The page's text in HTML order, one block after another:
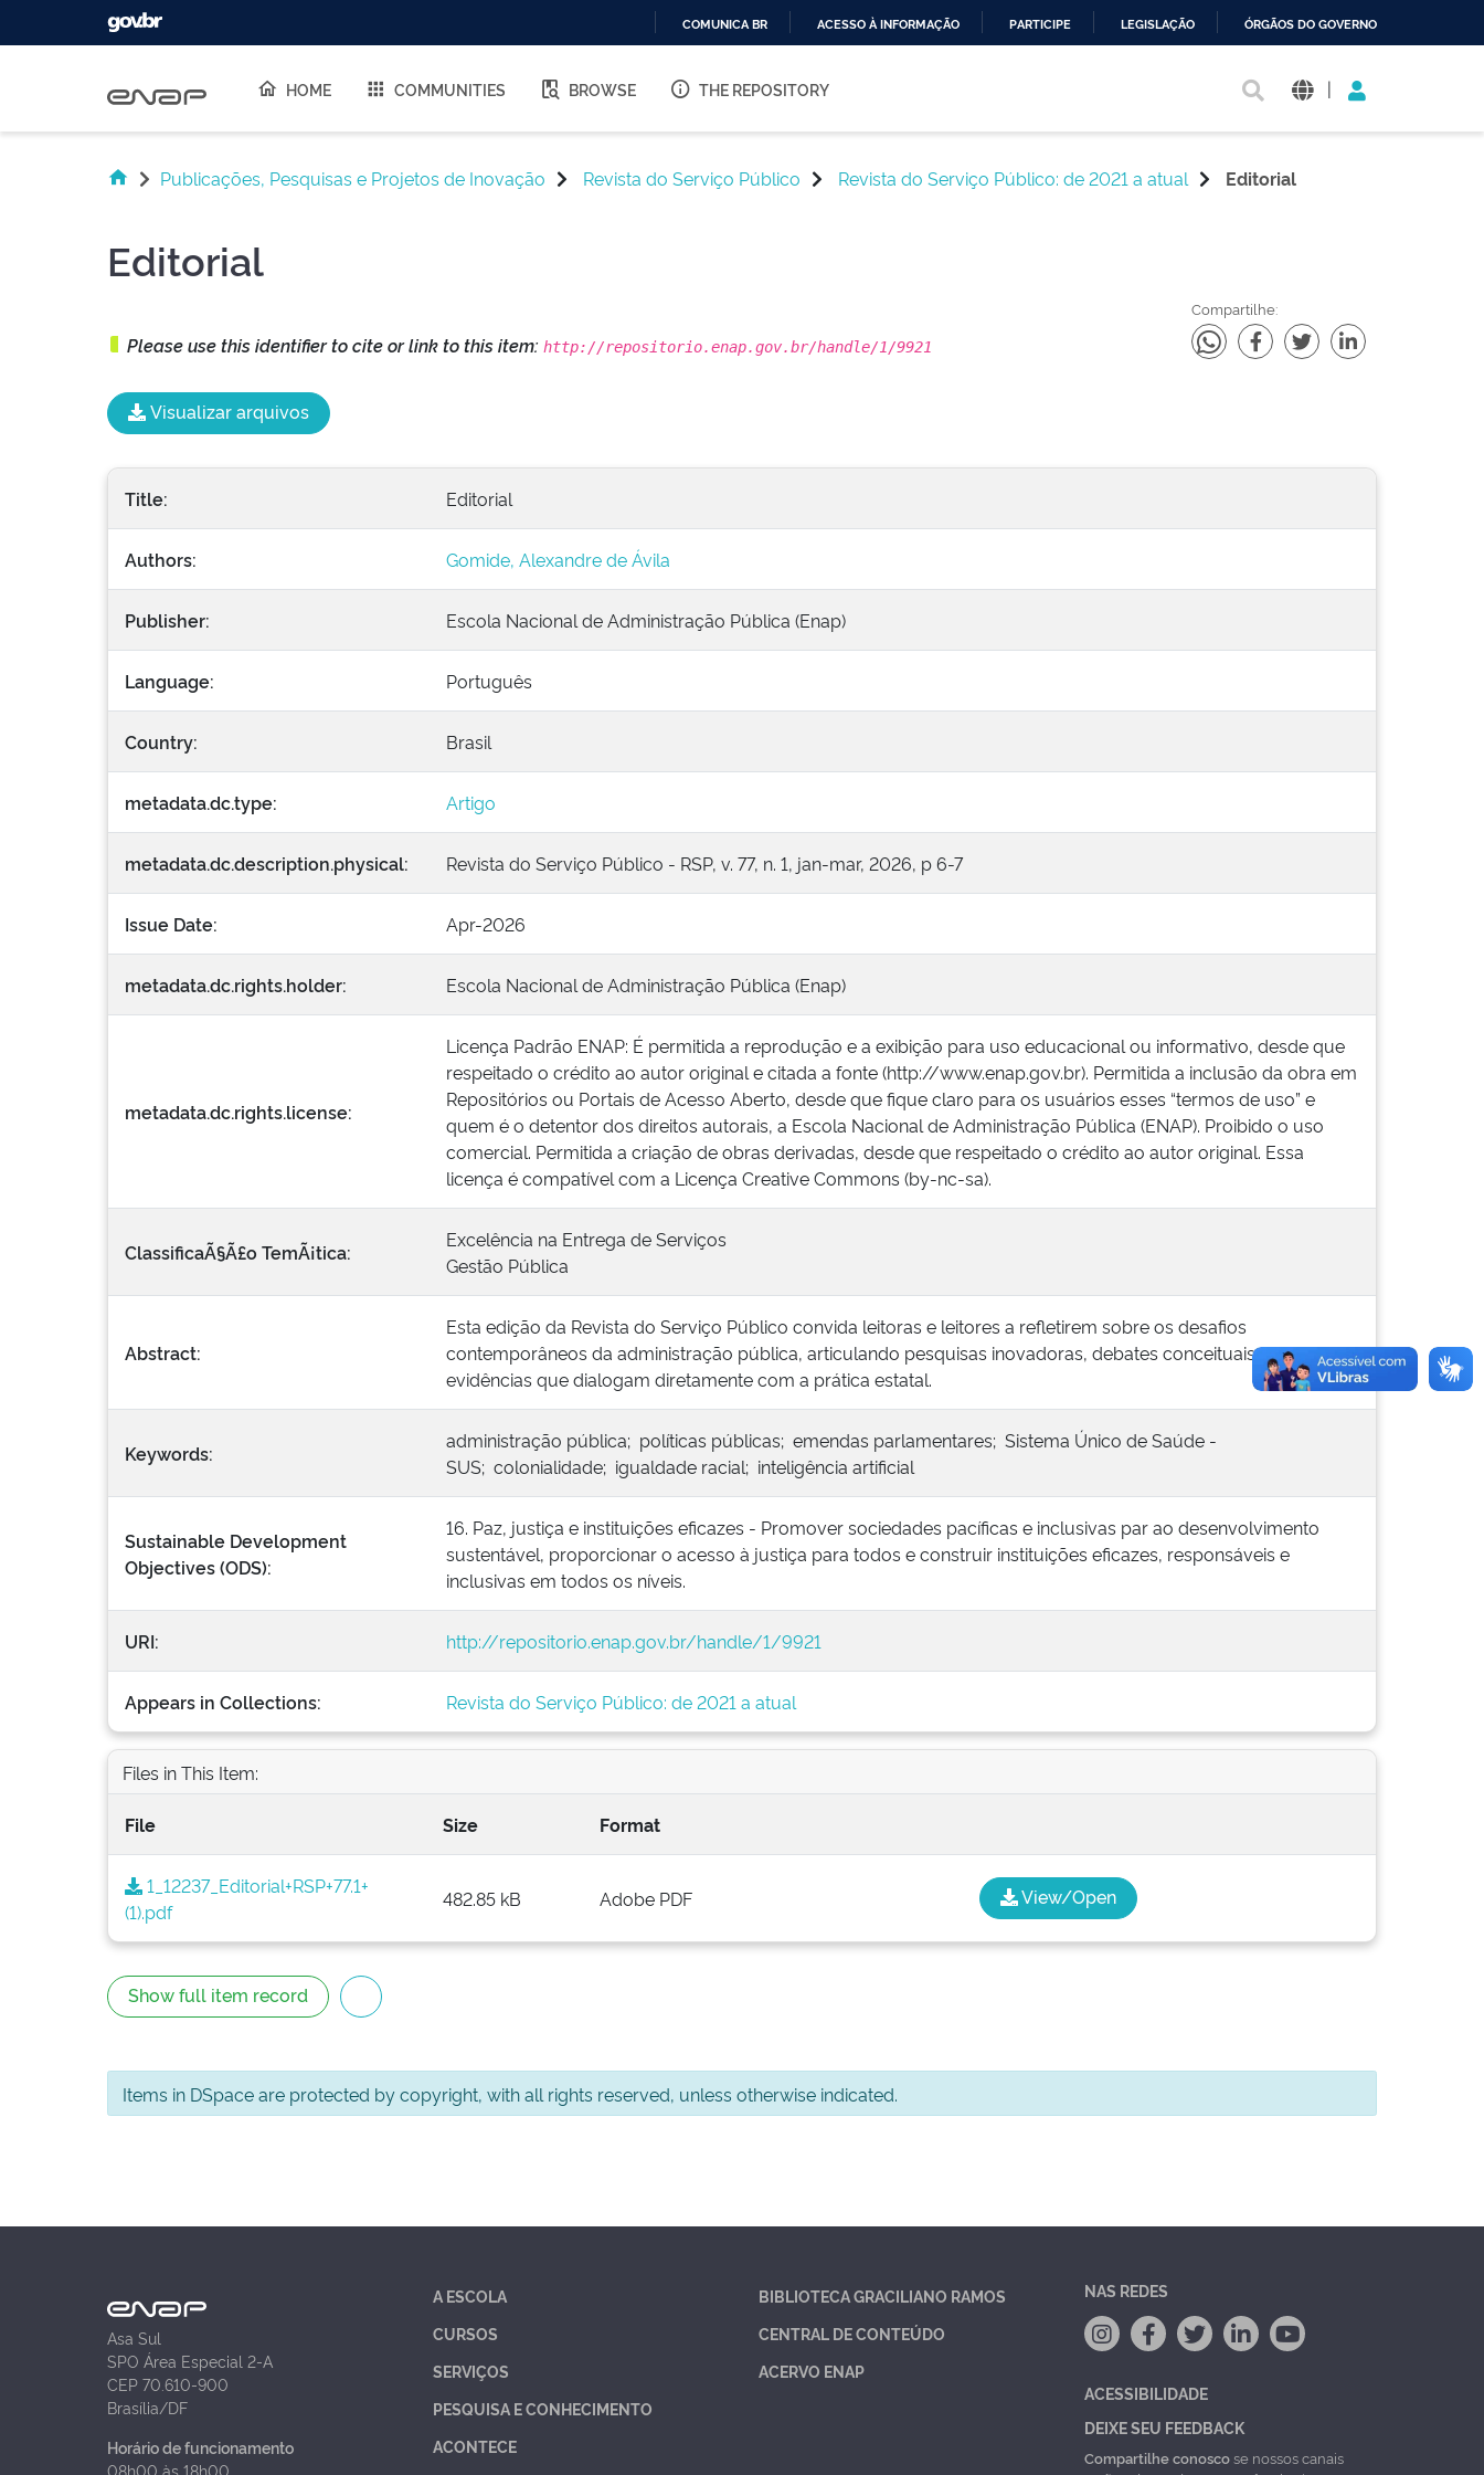
O
COMUNICA BR ACESSO À INFORMAÇÃO PARTICIPE LEGISLAÇÃO ÓRGÃOS DO GOVERNO
HOME COMMUNITIES BROWSE THE REPOSITORY |
Publicações, Pesquisas e Projetos de Inovação Revista do Serviço Público Revista do Serviço Público: de 2021 a atual Editorial
Editorial
Please use this identifier to cite or link to this item: http://repositorio.enap.gov.br/handle/1/9921
Compartilhe:
Visualizar arquivos
Title: Editorial
Authors: Gomide, Alexandre de Ávila
Publisher: Escola Nacional de Administração Pública (Enap)
Language: Português
Country: Brasil
metadata.dc.type: Artigo
metadata.dc.description.physical: Revista do Serviço Público - RSP, v. 77, n. 1, jan-mar, 2026, p 6-7
Issue Date: Apr-2026
metadata.dc.rights.holder: Escola Nacional de Administração Pública (Enap)
metadata.dc.rights.license:
Licença Padrão ENAP: É permitida a reprodução e a exibição para uso educacional ou informativo, desde que
respeitado o crédito ao autor original e citada a fonte (http://www.enap.gov.br). Permitida a inclusão da obra em
Repositórios ou Portais de Acesso Aberto, desde que fique claro para os usuários esses “termos de uso” e
quem é o detentor dos direitos autorais, a Escola Nacional de Administração Pública (ENAP). Proibido o uso
comercial. Permitida a criação de obras derivadas, desde que respeitado o crédito ao autor original. Essa
licença é compatível com a Licença Creative Commons (by-nc-sa).
ClassificaÃ§Ã£o TemÃ¡tica:
Excelência na Entrega de Serviços
Gestão Pública
Abstract:
Esta edição da Revista do Serviço Público convida leitoras e leitores a refletirem sobre os desafios
contemporâneos da administração pública, articulando pesquisas inovadoras, debates conceituais e
evidências que dialogam diretamente com a prática estatal.
Keywords:
administração pública; políticas públicas; emendas parlamentares; Sistema Único de Saúde -
SUS; colonialidade; igualdade racial; inteligência artificial
Sustainable Development
Objectives (ODS):
16. Paz, justiça e instituições eficazes - Promover sociedades pacíficas e inclusivas par ao desenvolvimento
sustentável, proporcionar o acesso à justiça para todos e construir instituições eficazes, responsáveis e
inclusivas em todos os níveis.
URI: http://repositorio.enap.gov.br/handle/1/9921
Appears in Collections: Revista do Serviço Público: de 2021 a atual
Files in This Item:
File Size Format
1_12237_Editorial+RSP+77.1+
(1).pdf
482.85 kB Adobe PDF View/Open
Show full item record
Items in DSpace are protected by copyright, with all rights reserved, unless otherwise indicated.
Asa Sul
SPO Área Especial 2-A
CEP 70.610-900
Brasília/DF
Horário de funcionamento
08h00 às 18h00
A ESCOLA
CURSOS
SERVIÇOS
PESQUISA E CONHECIMENTO
ACONTECE
BIBLIOTECA GRACILIANO RAMOS
CENTRAL DE CONTEÚDO
ACERVO ENAP
NAS REDES
ACESSIBILIDADE
DEIXE SEU FEEDBACK
Compartilhe conoscose nossos canais